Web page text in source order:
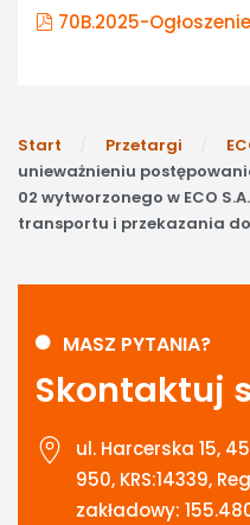
pdf
70B.2025-
Start Przetargi
unieważnieniu
02 wytworzonego w ECO
transportu i przekazania
MASZ PYTANIA?
Skontaktuj
ul. Harcerska 15,
950, KRS:14339,
zakładowy: